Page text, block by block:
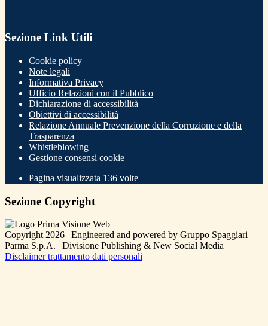
Sezione Link Utili
Cookie policy
Note legali
Informativa Privacy
Ufficio Relazioni con il Pubblico
Dichiarazione di accessibilità
Obiettivi di accessibilità
Relazione Annuale Prevenzione della Corruzione e della
Trasparenza
Whistleblowing
Gestione consensi cookie
Pagina visualizzata 136 volte
Sezione Copyright
Copyright 2026 | Engineered and powered by Gruppo Spaggiari
Parma S.p.A. | Divisione Publishing & New Social Media
Disclaimer trattamento dati personali